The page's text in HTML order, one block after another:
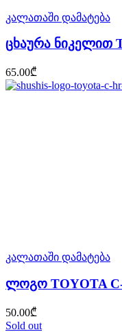
კალათაში დამატება
ცხაურა ნიკელით
65.00₾
კალათაში დამატება
ლოგო TOYOTA C-
50.00₾
Sold out